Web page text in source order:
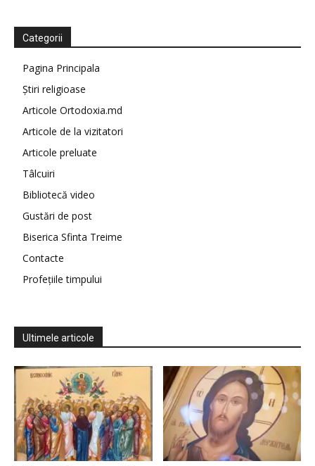
Categorii
Pagina Principala
Știri religioase
Articole Ortodoxia.md
Articole de la vizitatori
Articole preluate
Tâlcuiri
Bibliotecă video
Gustări de post
Biserica Sfinta Treime
Contacte
Profețiile timpului
Ultimele articole